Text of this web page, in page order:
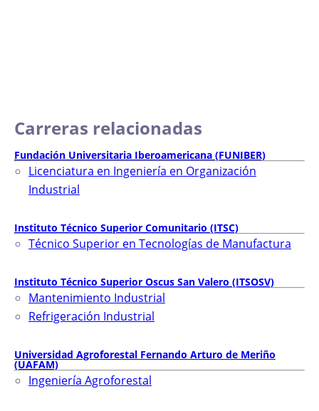
Carreras relacionadas
Fundación Universitaria Iberoamericana (FUNIBER)
Licenciatura en Ingeniería en Organización
Industrial
Instituto Técnico Superior Comunitario (ITSC)
Técnico Superior en Tecnologías de Manufactura
Instituto Técnico Superior Oscus San Valero (ITSOSV)
Mantenimiento Industrial
Refrigeración Industrial
Universidad Agroforestal Fernando Arturo de Meriño
(UAFAM)
Ingeniería Agroforestal